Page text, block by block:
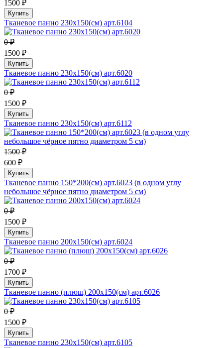
1500 ₽
Купить
Тканевое панно 230х150(см) арт.6104
0 ₽
1500 ₽
Купить
Тканевое панно 230х150(см) арт.6020
0 ₽
1500 ₽
Купить
Тканевое панно 230х150(см) арт.6112
1500 ₽
600 ₽
Купить
Тканевое панно 150*200(см) арт.6023 (в одном углу
небольшое чёрное пятно диаметром 5 см)
0 ₽
1500 ₽
Купить
Тканевое панно 200х150(см) арт.6024
0 ₽
1700 ₽
Купить
Тканевое панно (плюш) 200х150(см) арт.6026
0 ₽
1500 ₽
Купить
Тканевое панно 230х150(см) арт.6105